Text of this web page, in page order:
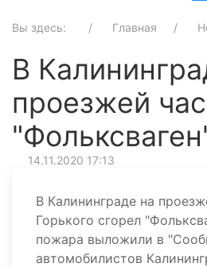
Вы здесь: Главная
В
проезжей
14.11.2020 17:13
В Калининграде на
Горького сгорел
пожара выложили в
автомобилистов